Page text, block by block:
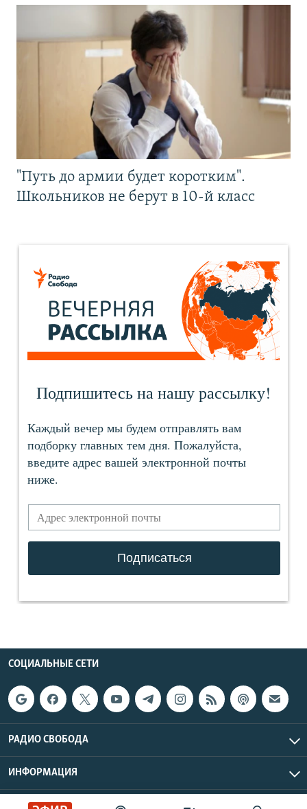
"Путь до армии будет коротким".
Школьников не берут в 10-й класс
СОЦИАЛЬНЫЕ СЕТИ
РАДИО СВОБОДА
ИНФОРМАЦИЯ